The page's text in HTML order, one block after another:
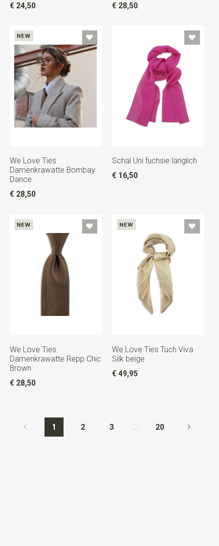
€ 24,50
€ 28,50
NEW
We Love Ties
Damenkrawatte Bombay
Dance
€ 28,50
Schal Uni fuchsie länglich
€ 16,50
NEW
We Love Ties
Damenkrawatte Repp Chic
Brown
€ 28,50
NEW
We Love Ties Tuch Viva
Silk beige
€ 49,95
1 2 3 20